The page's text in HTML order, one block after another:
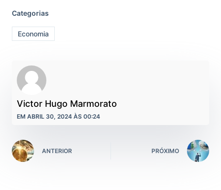
Categorias
Economia
Victor Hugo Marmorato
EM ABRIL 30, 2024 ÀS 00:24
ANTERIOR PRÓXIMO